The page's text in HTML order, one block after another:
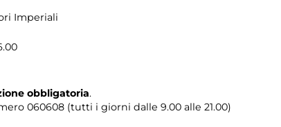
Imperiali
obbligatoria.
060608 (tutti i giorni dalle 9.00 alle 21.00)